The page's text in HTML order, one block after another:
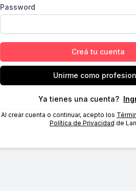
Password
Creá tu cuenta
Unirme como
Ya tienes una cuenta?
Al crear cuenta o continuar, acepto los
Política de Privacidad de